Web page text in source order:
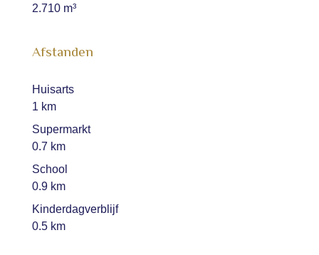
2.710 m³
Afstanden
Huisarts
1 km
Supermarkt
0.7 km
School
0.9 km
Kinderdagverblijf
0.5 km